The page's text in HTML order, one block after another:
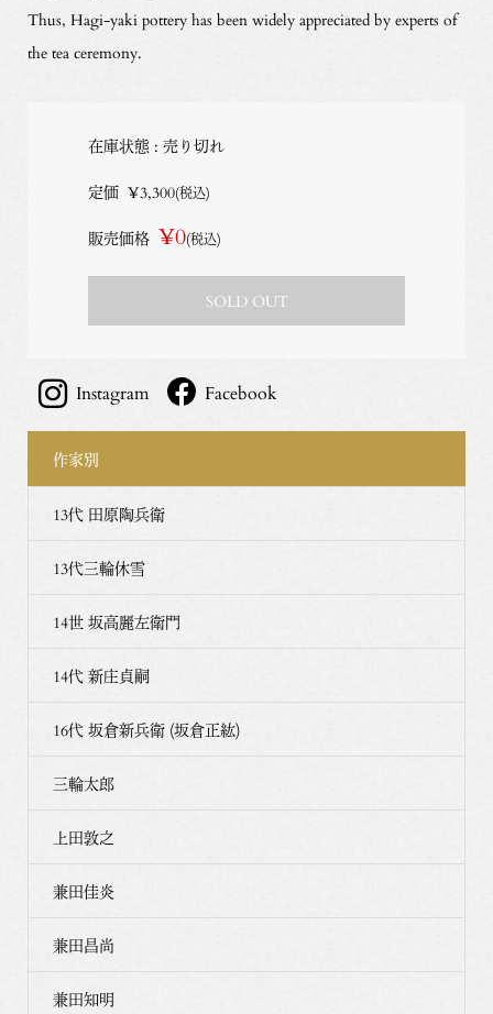
Thus, Hagi-yaki pottery has been widely appreciated by experts of
the tea ceremony.
在庫状態 : 売り切れ
定価 ¥3,300(税込)
販売価格 ¥0(税込)
SOLD OUT
Instagram Facebook
作家別
13代 田原陶兵衛
13代三輪休雪
14世 坂高麗左衛門
14代 新庄貞嗣
16代 坂倉新兵衛 (坂倉正紘)
三輪太郎
上田敦之
兼田佳炎
兼田昌尚
兼田知明